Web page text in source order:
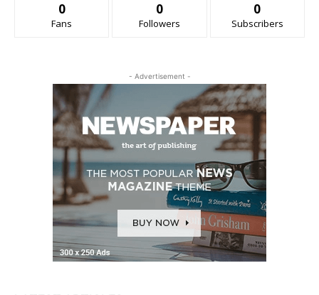
0
Fans
0
Followers
0
Subscribers
- Advertisement -